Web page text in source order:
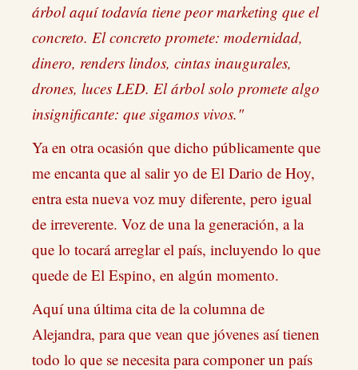
árbol aquí todavía tiene peor marketing que el
concreto. El concreto promete: modernidad,
dinero, renders lindos, cintas inaugurales,
drones, luces LED. El árbol solo promete algo
insignificante: que sigamos vivos."
Ya en otra ocasión que dicho públicamente que
me encanta que al salir yo de El Dario de Hoy,
entra esta nueva voz muy diferente, pero igual
de irreverente. Voz de una la generación, a la
que lo tocará arreglar el país, incluyendo lo que
quede de El Espino, en algún momento.
Aquí una última cita de la columna de
Alejandra, para que vean que jóvenes así tienen
todo lo que se necesita para componer un país